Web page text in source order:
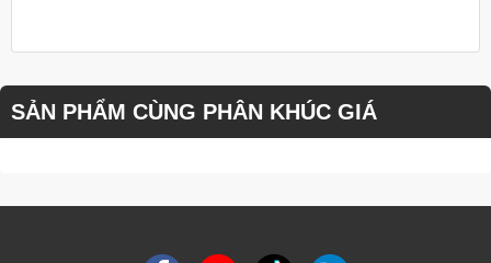
SẢN PHẨM CÙNG PHÂN KHÚC GIÁ